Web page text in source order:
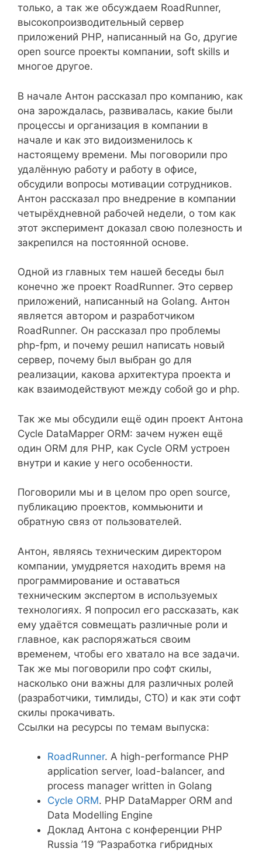
только, а так же обсуждаем RoadRunner,
высокопроизводительный сервер
приложений PHP, написанный на Go, другие
open source проекты компании, soft skills и
многое другое.
В начале Антон рассказал про компанию, как
она зарождалась, развивалась, какие были
процессы и организация в компании в
начале и как это видоизменилось к
настоящему времени. Мы поговорили про
удалённую работу и работу в офисе,
обсудили вопросы мотивации сотрудников.
Антон рассказал про внедрение в компании
четырёхдневной рабочей недели, о том как
этот эксперимент доказал свою полезность и
закрепился на постоянной основе.
Одной из главных тем нашей беседы был
конечно же проект RoadRunner. Это сервер
приложений, написанный на Golang. Антон
является автором и разработчиком
RoadRunner. Он рассказал про проблемы
php-fpm, и почему решил написать новый
сервер, почему был выбран go для
реализации, какова архитектура проекта и
как взаимодействуют между собой go и php.
Так же мы обсудили ещё один проект Антона
Cycle DataMapper ORM: зачем нужен ещё
один ORM для PHP, как Cycle ORM устроен
внутри и какие у него особенности.
Поговорили мы и в целом про open source,
публикацию проектов, коммьюнити и
обратную связ от пользователей.
Антон, являясь техническим директором
компании, умудряется находить время на
программирование и оставаться
техническим экспертом в используемых
технологиях. Я попросил его рассказать, как
ему удаётся совмещать различные роли и
главное, как распоряжаться своим
временем, чтобы его хватало на все задачи.
Так же мы поговорили про софт скилы,
насколько они важны для различных ролей
(разработчики, тимлиды, СТО) и как эти софт
скилы прокачивать.
Ссылки на ресурсы по темам выпуска:
RoadRunner. А high-performance PHP
application server, load-balancer, and
process manager written in Golang
Cycle ORM. PHP DataMapper ORM and
Data Modelling Engine
Доклад Антона с конференции PHP
Russia ’19 “Разработка гибридных